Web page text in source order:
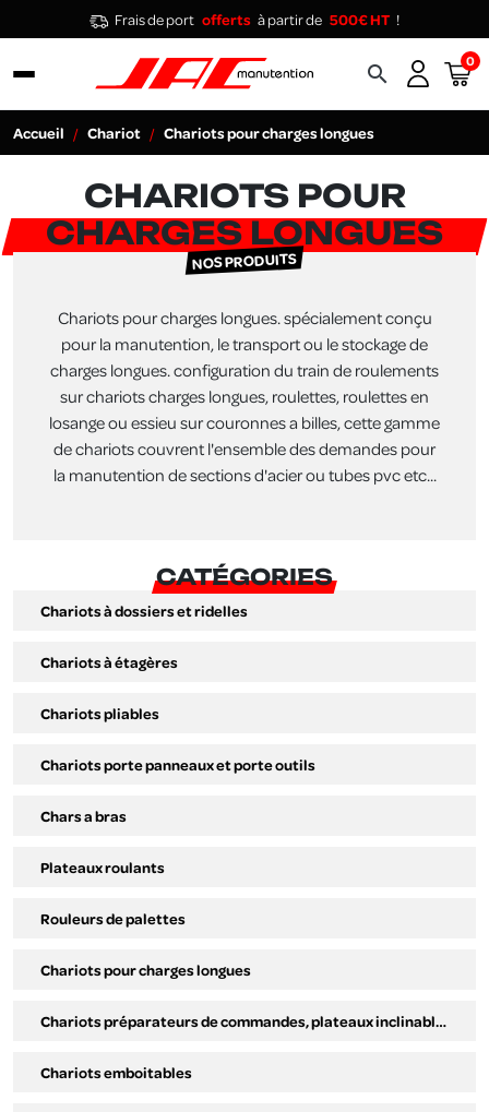
Frais de port offerts à partir de 500€ HT !
search 0
Accueil Chariot Chariots pour charges longues
CHARIOTS POUR
CHARGES LONGUES
NOS PRODUITS
Chariots pour charges longues. spécialement conçu
pour la manutention, le transport ou le stockage de
charges longues. configuration du train de roulements
sur chariots charges longues, roulettes, roulettes en
losange ou essieu sur couronnes a billes, cette gamme
de chariots couvrent l'ensemble des demandes pour
la manutention de sections d'acier ou tubes pvc etc...
CATÉGORIES
Chariots à dossiers et ridelles
Chariots à étagères
Chariots pliables
Chariots porte panneaux et porte outils
Chars a bras
Plateaux roulants
Rouleurs de palettes
Chariots pour charges longues
Chariots préparateurs de commandes, plateaux inclinables.
Chariots emboitables